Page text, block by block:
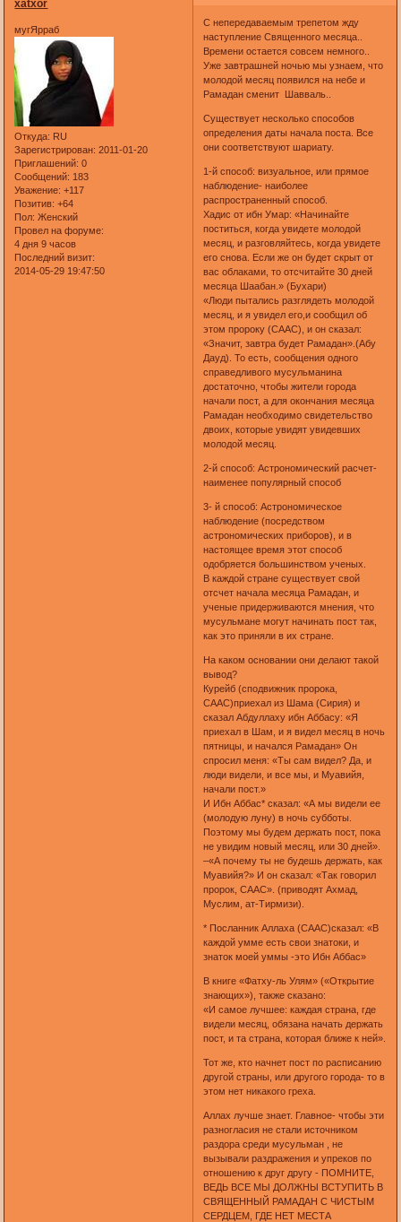
xatxor
мугЯрраб
Откуда: RU
Зарегистрирован: 2011-01-20
Приглашений: 0
Сообщений: 183
Уважение: +117
Позитив: +64
Пол: Женский
Провел на форуме:
4 дня 9 часов
Последний визит:
2014-05-29 19:47:50
С непередаваемым трепетом жду
наступление Священного месяца..
Времени остается совсем немного..
Уже завтрашней ночью мы узнаем, что
молодой месяц появился на небе и
Рамадан сменит Шавваль..
Существует несколько способов
определения даты начала поста. Все
они соответствуют шариату.
1-й способ: визуальное, или прямое
наблюдение- наиболее
распространенный способ.
Хадис от ибн Умар: «Начинайте
поститься, когда увидете молодой
месяц, и разговляйтесь, когда увидете
его снова. Если же он будет скрыт от
вас облаками, то отсчитайте 30 дней
месяца Шаабан.» (Бухари)
«Люди пытались разглядеть молодой
месяц, и я увидел его,и сообщил об
этом пророку (СААС), и он сказал:
«Значит, завтра будет Рамадан».(Абу
Дауд). То есть, сообщения одного
справедливого мусульманина
достаточно, чтобы жители города
начали пост, а для окончания месяца
Рамадан необходимо свидетельство
двоих, которые увидят увидевших
молодой месяц.
2-й способ: Астрономический расчет-
наименее популярный способ
3- й способ: Астрономическое
наблюдение (посредством
астрономических приборов), и в
настоящее время этот способ
одобряется большинством ученых.
В каждой стране существует свой
отсчет начала месяца Рамадан, и
ученые придерживаются мнения, что
мусульмане могут начинать пост так,
как это приняли в их стране.
На каком основании они делают такой
вывод?
Курейб (сподвижник пророка,
СААС)приехал из Шама (Сирия) и
сказал Абдуллаху ибн Аббасу: «Я
приехал в Шам, и я видел месяц в ночь
пятницы, и начался Рамадан» Он
спросил меня: «Ты сам видел? Да, и
люди видели, и все мы, и Муавийя,
начали пост.»
И Ибн Аббас* сказал: «А мы видели ее
(молодую луну) в ночь субботы.
Поэтому мы будем держать пост, пока
не увидим новый месяц, или 30 дней».
–«А почему ты не будешь держать, как
Муавийя?» И он сказал: «Так говорил
пророк, СААС». (приводят Ахмад,
Муслим, ат-Тирмизи).
* Посланник Аллаха (СААС)сказал: «В
каждой умме есть свои знатоки, и
знаток моей уммы -это Ибн Аббас»
В книге «Фатху-ль Улям» («Открытие
знающих»), также сказано:
«И самое лучшее: каждая страна, где
видели месяц, обязана начать держать
пост, и та страна, которая ближе к ней».
Тот же, кто начнет пост по расписанию
другой страны, или другого города- то в
этом нет никакого греха.
Аллах лучше знает. Главное- чтобы эти
разногласия не стали источником
раздора среди мусульман , не
вызывали раздражения и упреков по
отношению к друг другу - ПОМНИТЕ,
ВЕДЬ ВСЕ МЫ ДОЛЖНЫ ВСТУПИТЬ В
СВЯЩЕННЫЙ РАМАДАН С ЧИСТЫМ
СЕРДЦЕМ, ГДЕ НЕТ МЕСТА